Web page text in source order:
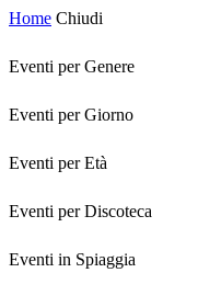
Home Chiudi
Eventi per Genere
Eventi per Giorno
Eventi per Età
Eventi per Discoteca
Eventi in Spiaggia